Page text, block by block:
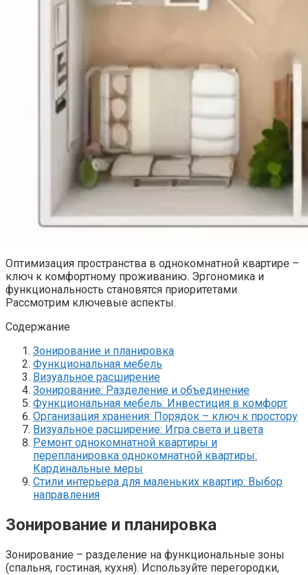
Оптимизация пространства в однокомнатной квартире –
ключ к комфортному проживанию. Эргономика и
функциональность становятся приоритетами.
Рассмотрим ключевые аспекты.
Содержание
Зонирование и планировка
Функциональная мебель
Визуальное расширение
Зонирование: Разделение и объединение
Функциональная мебель: Инвестиция в комфорт
Организация хранения: Порядок – ключ к простору
Визуальное расширение: Игра света и цвета
Ремонт однокомнатной квартиры и
перепланировка однокомнатной квартиры:
Кардинальные меры
Стили интерьера для маленьких квартир: Выбор
направления
Зонирование и планировка
Зонирование – разделение на функциональные зоны
(спальня, гостиная, кухня). Используйте перегородки,